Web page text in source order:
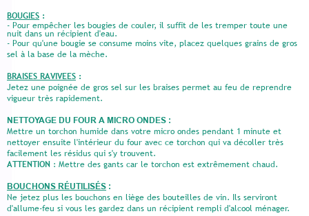
BOUGIES :
- Pour empêcher les bougies de couler, il suffit de les tremper toute une
nuit dans un récipient d'eau.
- Pour qu'une bougie se consume moins vite, placez quelques grains de gros
sel à la base de la mèche.
BRAISES RAVIVEES :
Jetez une poignée de gros sel sur les braises permet au feu de reprendre
vigueur très rapidement.
NETTOYAGE DU FOUR A MICRO ONDES :
Mettre un torchon humide dans votre micro ondes pendant 1 minute et
nettoyer ensuite l'intérieur du four avec ce torchon qui va décoller très
facilement les résidus qui s'y trouvent.
ATTENTION : Mettre des gants car le torchon est extrêmement chaud.
BOUCHONS RÉUTILISÉS :
Ne jetez plus les bouchons en liège des bouteilles de vin. Ils serviront
d'allume-feu si vous les gardez dans un récipient rempli d'alcool ménager.